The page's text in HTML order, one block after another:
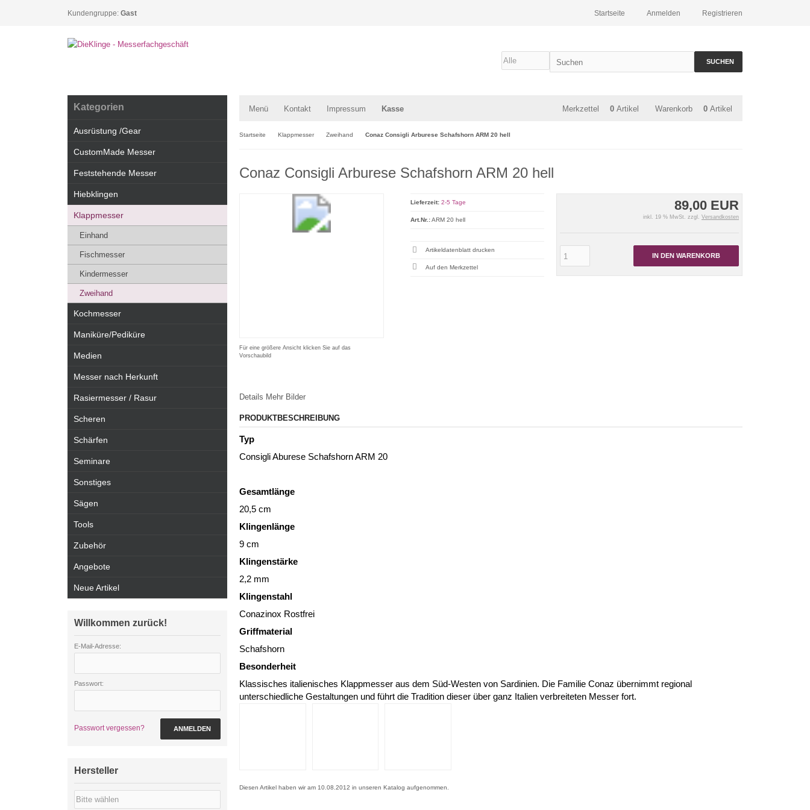
Kundengruppe: Gast Registrieren
Anmelden
Startseite
SUCHEN
Menü Kontakt Impressum Kasse Warenkorb 0 Artikel
Merkzettel 0 Artikel
Startseite Klappmesser Zweihand Conaz Consigli Arburese Schafshorn ARM 20 hell
Conaz Consigli Arburese Schafshorn ARM 20 hell
Für eine größere Ansicht klicken Sie auf das
Vorschaubild
89,00 EUR
inkl. 19 % MwSt. zzgl. Versandkosten
IN DEN WARENKORB
Lieferzeit: 2-5 Tage
Art.Nr.:ARM 20 hell
Artikeldatenblatt drucken
Details Mehr Bilder
PRODUKTBESCHREIBUNG
Typ
Consigli Aburese Schafshorn ARM 20
Gesamtlänge
20,5 cm
Klingenlänge
9 cm
Klingenstärke
2,2 mm
Klingenstahl
Conazinox Rostfrei
Griffmaterial
Schafshorn
Besonderheit
Klassisches italienisches Klappmesser aus dem Süd-Westen von Sardinien. Die Familie Conaz übernimmt regional
unterschiedliche Gestaltungen und führt die Tradition dieser über ganz Italien verbreiteten Messer fort.
Diesen Artikel haben wir am 10.08.2012 in unseren Katalog aufgenommen.
Kategorien
Ausrüstung /Gear
CustomMade Messer
Feststehende Messer
Hiebklingen
Klappmesser
Einhand
Fischmesser
Kindermesser
Zweihand
Kochmesser
Maniküre/Pediküre
Medien
Messer nach Herkunft
Rasiermesser / Rasur
Scheren
Schärfen
Seminare
Sonstiges
Sägen
Tools
Zubehör
Angebote
Neue Artikel
Willkommen zurück!
E-Mail-Adresse:
Passwort:
Passwort vergessen? ANMELDEN
Hersteller